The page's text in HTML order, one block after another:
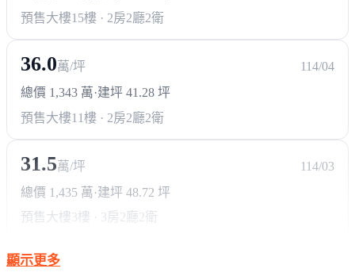
預售大樓15樓 · 2房2廳2衛
36.0萬/坪
114/04
總價 1,343 萬·建坪 41.28 坪
預售大樓11樓 · 2房2廳2衛
31.5萬/坪
114/03
總價 1,435 萬 ·建坪 48.72 坪
預售大樓 3樓 · 3房2廳2衛
顯示更多